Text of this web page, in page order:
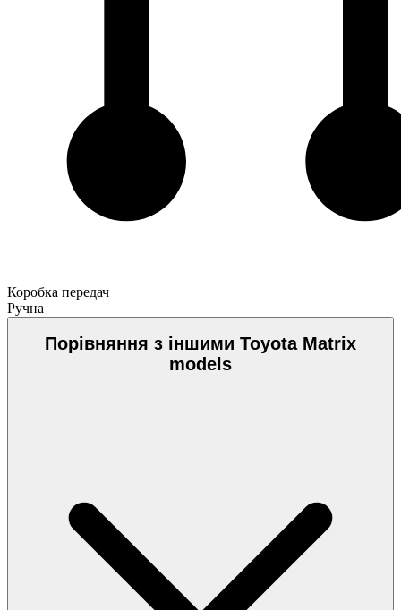
Коробка передач
Ручна
Порівняння з іншими Toyota Matrix
models